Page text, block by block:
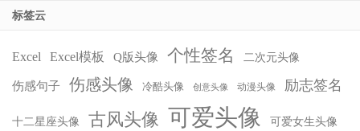
标签云
Excel Excel模板 Q版头像 个性签名 二次元头像
伤感句子 伤感头像 冷酷头像 创意头像 动漫头像 励志签名
十二星座头像 古风头像 可爱头像 可爱女生头像